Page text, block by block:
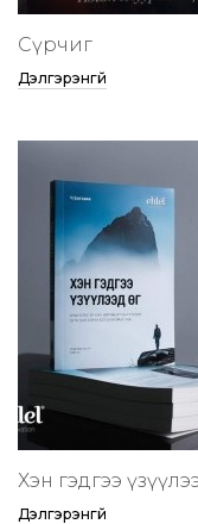
Сүрчиг
Дэлгэрэнгүй
Хэн гэдгээ
Дэлгэрэнгүй